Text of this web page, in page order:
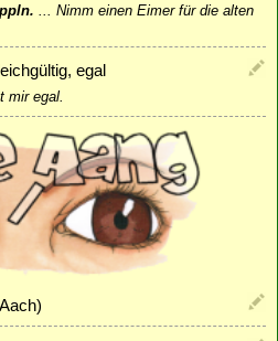
Nimm einen Eimer für die alten
egal
mir egal.
Aach)